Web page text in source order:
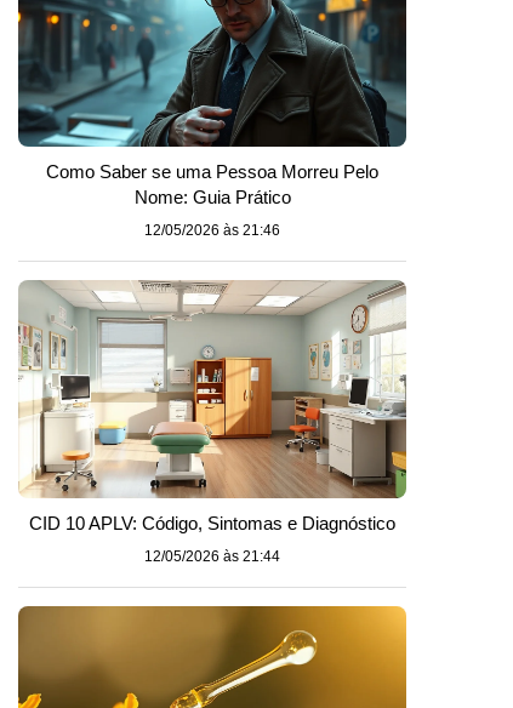
Como Saber se uma Pessoa Morreu Pelo
Nome: Guia Prático
12/05/2026 às 21:46
CID 10 APLV: Código, Sintomas e Diagnóstico
12/05/2026 às 21:44